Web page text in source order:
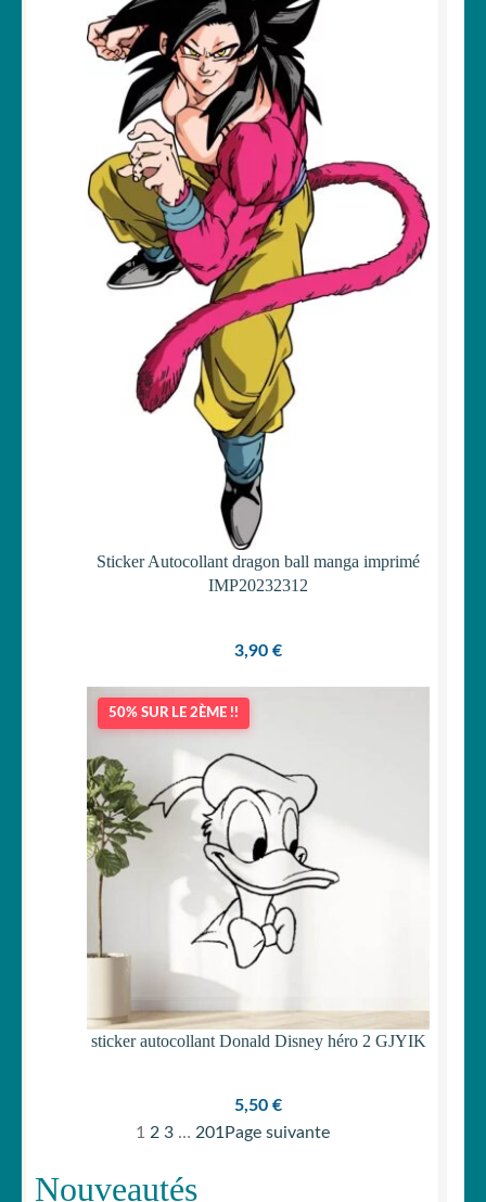
Sticker Autocollant dragon ball manga imprimé
IMP20232312
3,90 €
50% SUR LE 2ÈME !!
sticker autocollant Donald Disney héro 2 GJYIK
5,50 €
1 2 3 … 201Page suivante
Nouveautés